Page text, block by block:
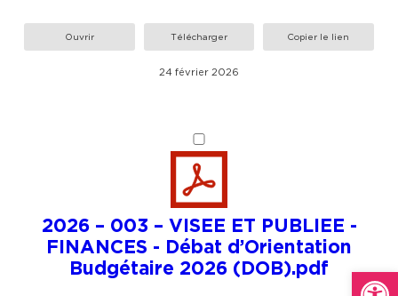
Ouvrir Télécharger Copier le lien
24 février 2026
2026 – 003 – VISEE ET PUBLIEE -
FINANCES - Débat d’Orientation
Budgétaire 2026 (DOB).pdf